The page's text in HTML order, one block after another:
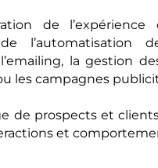
de
l’automatisation
la gestion
les campagnes
de prospects et
et